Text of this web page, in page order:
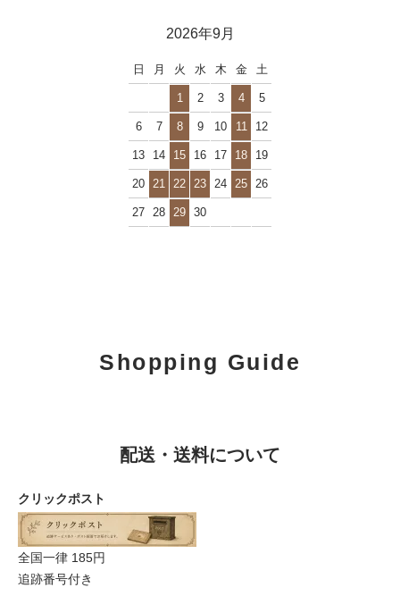
2026年9月
日 月 火 水 木 金 土
1 2 3 4 5
6 7 8 9 10 11 12
13 14 15 16 17 18 19
20 21 22 23 24 25 26
27 28 29 30
Shopping Guide
配送・送料について
クリックポスト
全国一律 185円
追跡番号付き